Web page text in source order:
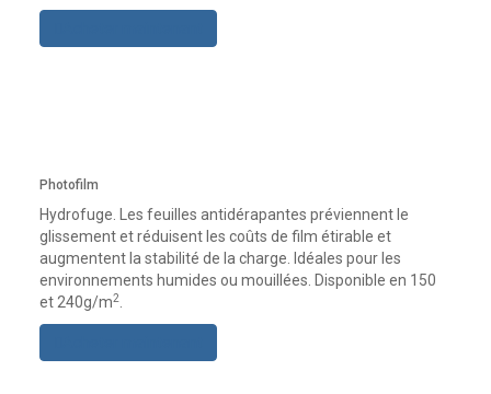
Photofilm
Hydrofuge. Les feuilles antidérapantes préviennent le
glissement et réduisent les coûts de film étirable et
augmentent la stabilité de la charge. Idéales pour les
environnements humides ou mouillées. Disponible en 150
et 240g/m2.